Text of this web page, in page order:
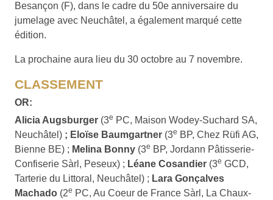
Besançon (F), dans le cadre du 50e anniversaire du
jumelage avec Neuchâtel, a également marqué cette
édition.
La prochaine aura lieu du 30 octobre au 7 novembre.
CLASSEMENT
OR:
Alicia Augsburger (3e PC, Maison Wodey-Suchard SA,
Neuchâtel) ; Eloïse Baumgartner (3e BP, Chez Rüfi AG,
Bienne BE) ; Melina Bonny (3e BP, Jordann Pâtisserie-
Confiserie Sàrl, Peseux) ; Léane Cosandier (3e GCD,
Tarterie du Littoral, Neuchâtel) ; Lara Gonçalves
Machado (2e PC, Au Coeur de France Sàrl, La Chaux-